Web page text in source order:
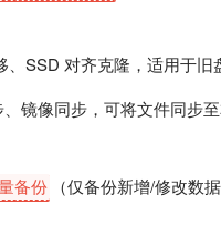
SSD 对齐克隆，适用于旧
镜像同步，可将文件同步
备份 （仅备份新增/修改数